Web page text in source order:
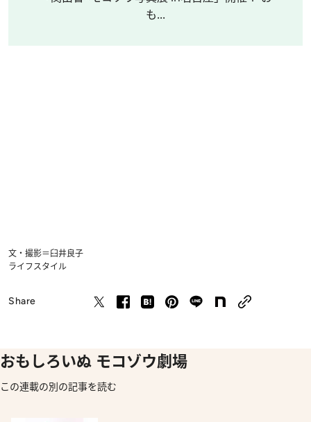
も...
文・撮影＝臼井良子
ライフスタイル
Share
おもしろいぬ モコゾウ劇場
この連載の別の記事を読む